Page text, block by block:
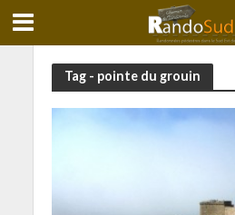
Tag - pointe du grouin